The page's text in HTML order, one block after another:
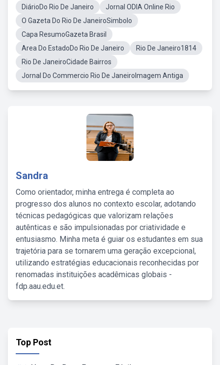
DiárioDo Rio De Janeiro
Jornal ODIA Online Rio
O Gazeta Do Rio De JaneiroSimbolo
Capa ResumoGazeta Brasil
Area Do EstadoDo Rio De Janeiro
Rio De Janeiro1814
Rio De JaneiroCidade Bairros
Jornal Do Commercio Rio De JaneiroImagem Antiga
Sandra
Como orientador, minha entrega é completa ao
progresso dos alunos no contexto escolar, adotando
técnicas pedagógicas que valorizam relações
autênticas e são impulsionadas por criatividade e
entusiasmo. Minha meta é guiar os estudantes em sua
trajetória para se tornarem uma geração excepcional,
utilizando estratégias educacionais reconhecidas por
renomadas instituições acadêmicas globais -
fdp.aau.edu.et.
Top Post